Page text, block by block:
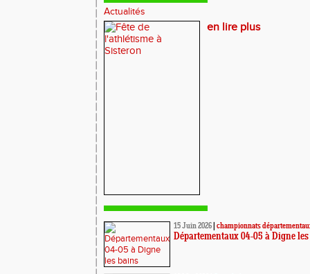
Actualités
en lire plus
15 Juin 2026 championnats
Départementaux 04-05 à Digne